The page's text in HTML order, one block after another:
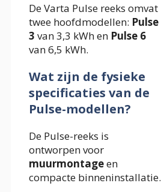
De Varta Pulse reeks omvat
twee hoofdmodellen: Pulse
3 van 3,3 kWh en Pulse 6
van 6,5 kWh.
Wat zijn de fysieke
specificaties van de
Pulse-modellen?
De Pulse-reeks is
ontworpen voor
muurmontageen
compacte binneninstallatie.